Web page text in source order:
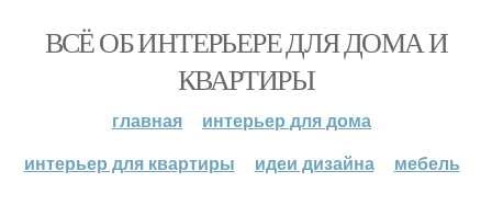
ВСЁ ОБ ИНТЕРЬЕРЕ ДЛЯ ДОМА И
КВАРТИРЫ
главная
интерьер для дома
интерьер для квартиры
идеи дизайна мебель